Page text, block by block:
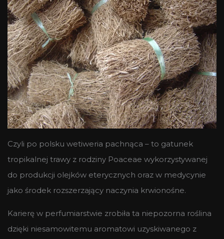
Czyli po polsku wetiweria pachnąca – to gatunek
tropikalnej trawy z rodziny Poaceae wykorzystywanej
do produkcji olejków eterycznych oraz w medycynie
jako środek rozszerzający naczynia krwionośne.
Karierę w perfumiarstwie zrobiła ta niepozorna roślina
dzięki niesamowitemu aromatowi uzyskiwanego z